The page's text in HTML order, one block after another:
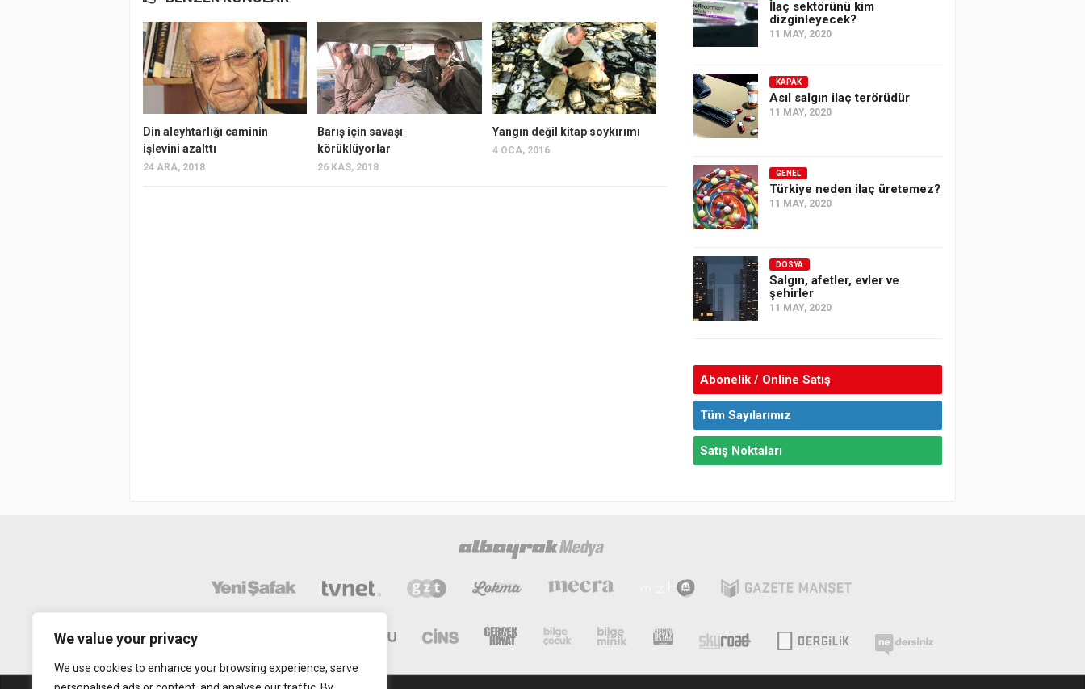
We value your privacy
We use cookies to enhance your browsing experience, serve
Din aleyhtarlığı caminin
işlevini azalttı
24 ARA, 2018
Barış için savaşı
körüklüyorlar
26 KAS, 2018
Yangın değil kitap soykırımı
4 OCA, 2016
İlaç sektörünü kim
dizginleyecek?
11 MAY, 2020
KAPAK
Asıl salgın ilaç terörüdür
11 MAY, 2020
GENEL
Türkiye neden ilaç üretemez?
11 MAY, 2020
DOSYA
Salgın, afetler, evler ve
şehirler
11 MAY, 2020
Abonelik / Online Satış
Tüm Sayılarımız
Satış Noktaları